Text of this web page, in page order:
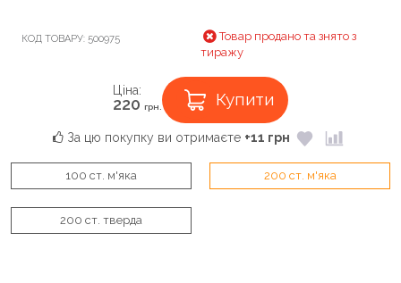
КОД ТОВАРУ: 500975
Товар продано та знято з
тиражу
Ціна:
220 грн. Купити
За цю покупку ви отримаєте +11 грн
100 ст. м'яка 200 ст. м'яка
200 ст. тверда